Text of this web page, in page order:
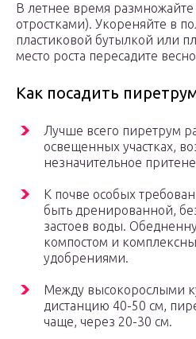
В летнее время
отростками). Укореняйте в
пластиковой бутылкой или
место роста пересадите
Как посадить
Лучше всего пиретрум
освещенных участках,
незначительное
К почве особых
быть дренированной,
застоев воды.
компостом и
удобрениями.
Между высокорослыми
дистанцию 40-50 см,
чаще, через 20-30 см.